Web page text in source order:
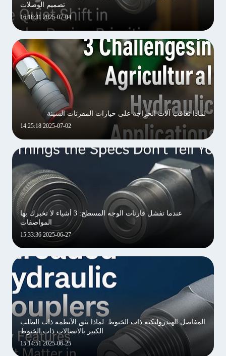
اترك رسالة
إرسال
2025-07-04 16:18:31
تصميم الوصلات
2025-07-02 14:25:18
لماذا تعاقب آلات الحراجة على خيارات المقرنات السيئة
2025-06-27 15:33:36
عندما تفشل قارنات الوجه المسطح: 3 أشياء لا تخبرك بها
المواصفات
2025-06-25 15:14:51
المفاصل الهيدروليكية ذات الخيوط: لماذا تثق الأنظمة ذات الطلب
الكبير بالاتصالات ذات الخيوط